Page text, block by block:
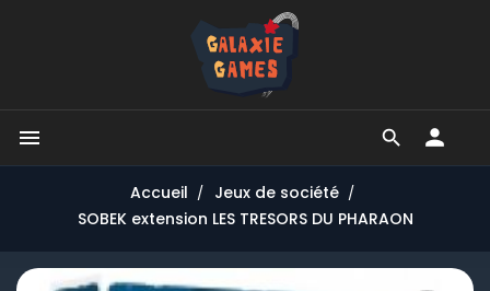


Accueil
Jeux de société
SOBEK extension LES TRESORS DU PHARAON